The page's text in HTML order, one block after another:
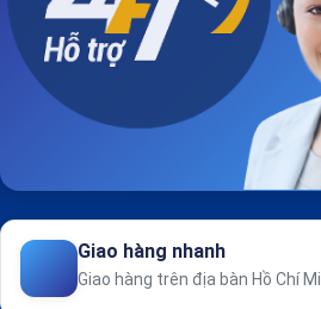
Giao hàng nhanh
Giao hàng trên địa bàn Hồ Chí